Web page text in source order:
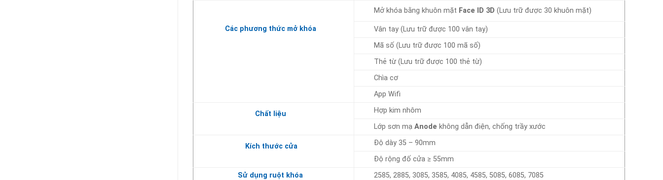
Các phương thức mở khóa
Mở khóa bằng khuôn mặt Face ID 3D (Lưu trữ được 30 khuôn mặt)
Vân tay (Lưu trữ được 100 vân tay)
Mã số (Lưu trữ được 100 mã số)
Thẻ từ (Lưu trữ được 100 thẻ từ)
Chìa cơ
App Wifi
Chất liệu
Hợp kim nhôm
Lớp sơn mạ Anode không dẫn điện, chống trầy xước
Kích thước cửa
Độ dày 35 – 90mm
Độ rộng đố cửa ≥ 55mm
Sử dụng ruột khóa
2585, 2885, 3085, 3585, 4085, 4585, 5085, 6085, 7085